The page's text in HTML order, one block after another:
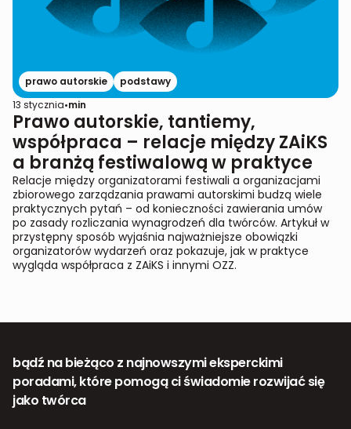
prawo autorskie
podstawy
13 stycznia•min
Prawo autorskie, tantiemy,
współpraca – relacje między ZAiKS
a branżą festiwalową w praktyce
Relacje między organizatorami festiwali a organizacjami
zbiorowego zarządzania prawami autorskimi budzą wiele
praktycznych pytań – od konieczności zawierania umów
po zasady rozliczania wynagrodzeń dla twórców. Artykuł w
przystępny sposób wyjaśnia najważniejsze obowiązki
organizatorów wydarzeń oraz pokazuje, jak w praktyce
wygląda współpraca z ZAiKS i innymi OZZ.
bądź na bieżąco z najnowszymi eksperckimi
poradami, które pomogą ci świadomie rozwijać się
jako twórca